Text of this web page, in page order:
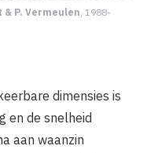
P. Vermeulen, 1988-
dimensies is
en de snelheid
aan waanzin